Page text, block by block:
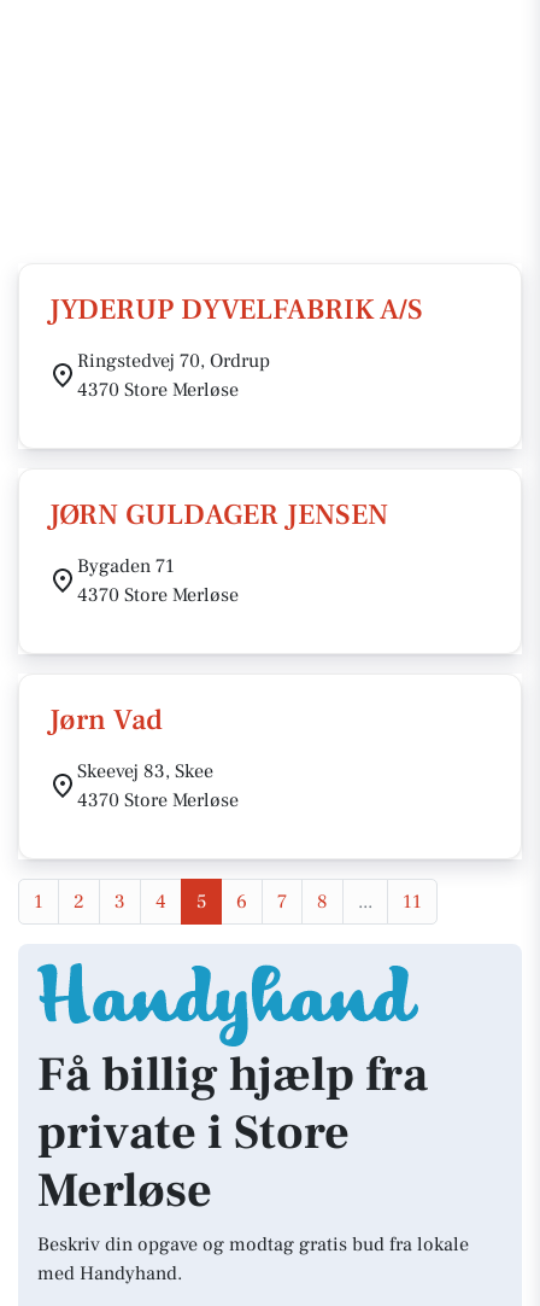
JYDERUP DYVELFABRIK A/S
Ringstedvej 70, Ordrup
4370 Store Merløse
JØRN GULDAGER JENSEN
Bygaden 71
4370 Store Merløse
Jørn Vad
Skeevej 83, Skee
4370 Store Merløse
1 2 3 4 5 6 7 8 ... 11
Få billig hjælp fra
private i Store
Merløse
Beskriv din opgave og modtag gratis bud fra lokale
med Handyhand.